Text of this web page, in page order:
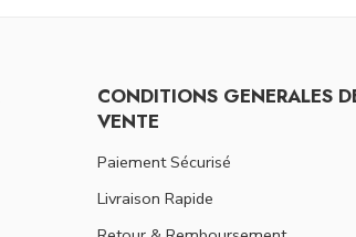
CONDITIONS GENERALES
VENTE
Paiement Sécurisé
Livraison Rapide